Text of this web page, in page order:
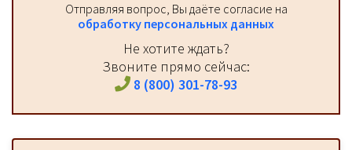
Отправляя вопрос, Вы даёте согласие на
обработку персональных данных
Не хотите ждать?
Звоните прямо сейчас:
8 (800) 301-78-93